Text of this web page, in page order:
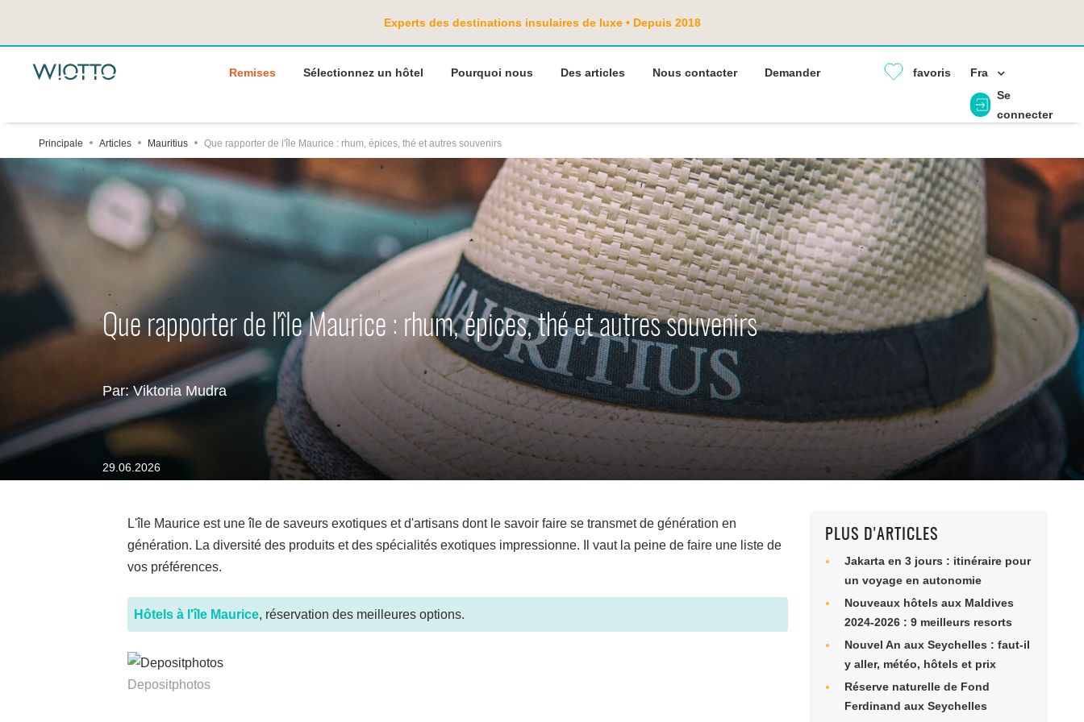
Experts des destinations insulaires de luxe • Depuis 2018
Remises Sélectionnez un hôtel Pourquoi nous Des articles Nous contacter Demander favoris
Fra
Se
connecter
Principale Articles Mauritius Que rapporter de l'île Maurice : rhum, épices, thé et autres souvenirs
Que rapporter de l'île Maurice : rhum, épices, thé et autres souvenirs
Par: Viktoria Mudra
29.06.2026
L'île Maurice est une île de saveurs exotiques et d'artisans dont le savoir faire se transmet de génération en
génération. La diversité des produits et des spécialités exotiques impressionne. Il vaut la peine de faire une liste de
vos préférences.
Hôtels à l'île Maurice, réservation des meilleures options.
Depositphotos
PLUS D'ARTICLES
Jakarta en 3 jours : itinéraire pour
un voyage en autonomie
Nouveaux hôtels aux Maldives
2024-2026 : 9 meilleurs resorts
Nouvel An aux Seychelles : faut-il
y aller, météo, hôtels et prix
Réserve naturelle de Fond
Ferdinand aux Seychelles